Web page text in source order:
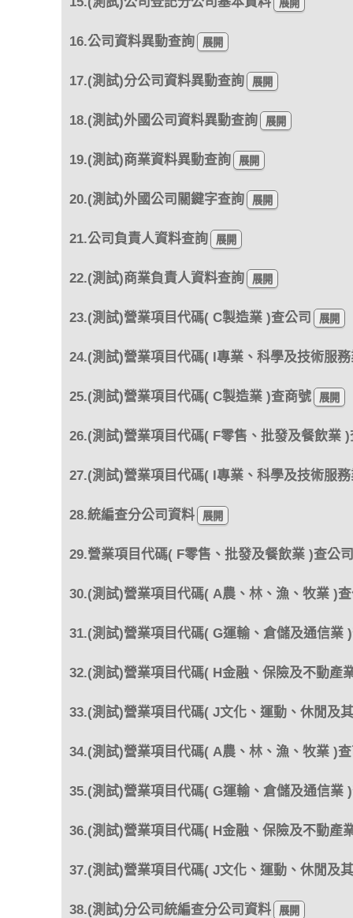
16.公司資料異動查詢
17.(測試)分公司資料異動查詢
18.(測試)外國公司資料異動查詢
19.(測試)商業資料異動查詢
20.(測試)外國公司關鍵字查詢
21.公司負責人資料查詢
22.(測試)商業負責人資料查詢
23.(測試)營業項目代碼( C製造業 )查公司
24.(測試)營業項目代碼( I專業、科學及技術服
25.(測試)營業項目代碼( C製造業 )查商號
26.(測試)營業項目代碼( F零售、批發及餐飲業 )
27.(測試)營業項目代碼( I專業、科學及技術服
28.統編查分公司資料
29.營業項目代碼( F零售、批發及餐飲業 )查公司
30.(測試)營業項目代碼( A農、林、漁、牧業 )
31.(測試)營業項目代碼( G運輸、倉儲及通信業
32.(測試)營業項目代碼( H金融、保險及不動產
33.(測試)營業項目代碼( J文化、運動、休閒及
34.(測試)營業項目代碼( A農、林、漁、牧業 )
35.(測試)營業項目代碼( G運輸、倉儲及通信業
36.(測試)營業項目代碼( H金融、保險及不動產
37.(測試)營業項目代碼( J文化、運動、休閒及
38.(測試)分公司統編查分公司資料